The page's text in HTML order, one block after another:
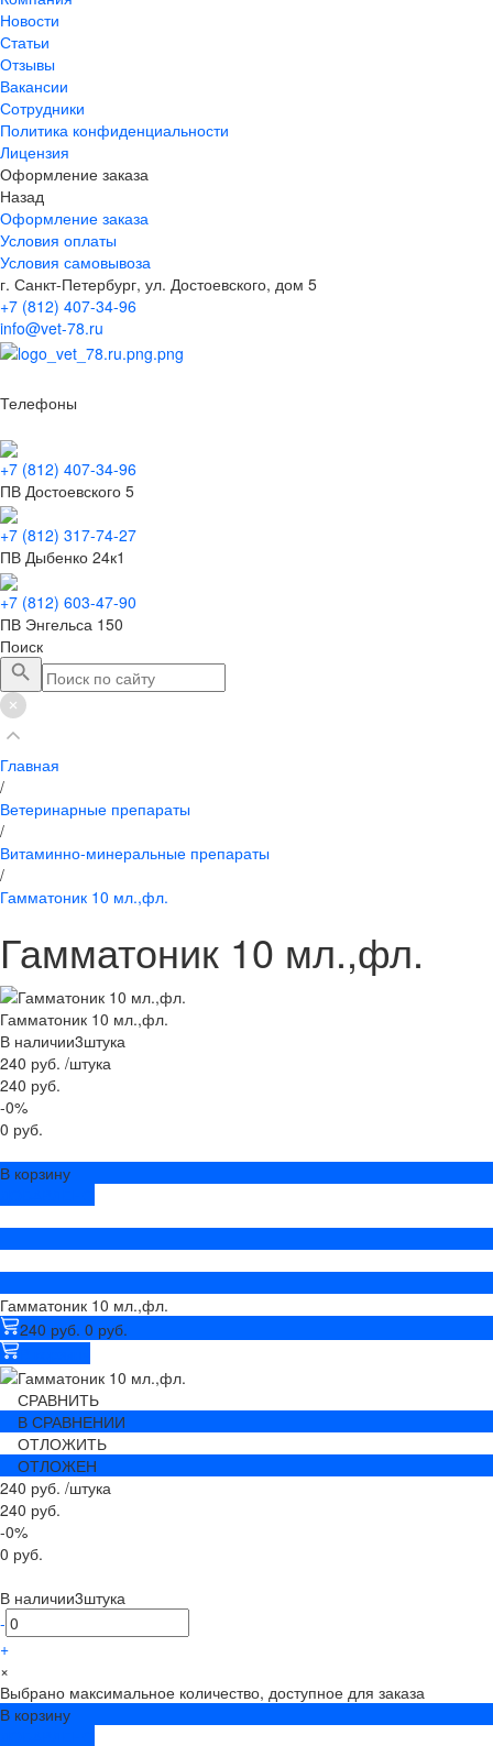
Новости
Статьи
Отзывы
Вакансии
Сотрудники
Политика конфиденциальности
Лицензия
Оформление заказа
Назад
Оформление заказа
Условия оплаты
Условия самовывоза
г. Санкт-Петербург, ул. Достоевского, дом 5
+7 (812) 407-34-96
info@vet-78.ru
Телефоны
+7 (812) 407-34-96
ПВ Достоевского 5
+7 (812) 317-74-27
ПВ Дыбенко 24к1
+7 (812) 603-47-90
ПВ Энгельса 150
Поиск
Главная
/
Ветеринарные препараты
/
Витаминно-минеральные препараты
/
Гамматоник 10 мл.,фл.
Гамматоник 10 мл.,фл.
Гамматоник 10 мл.,фл.
В наличии3штука
240 руб. /штука
240 руб.
-0%
0 руб.
В корзину
Гамматоник 10 мл.,фл.
240 руб. 0 руб.
СРАВНИТЬ
В СРАВНЕНИИ
ОТЛОЖИТЬ
ОТЛОЖЕН
240 руб. /штука
240 руб.
-0%
0 руб.
В наличии3штука
-
+
×
Выбрано максимальное количество, доступное для заказа
В корзину